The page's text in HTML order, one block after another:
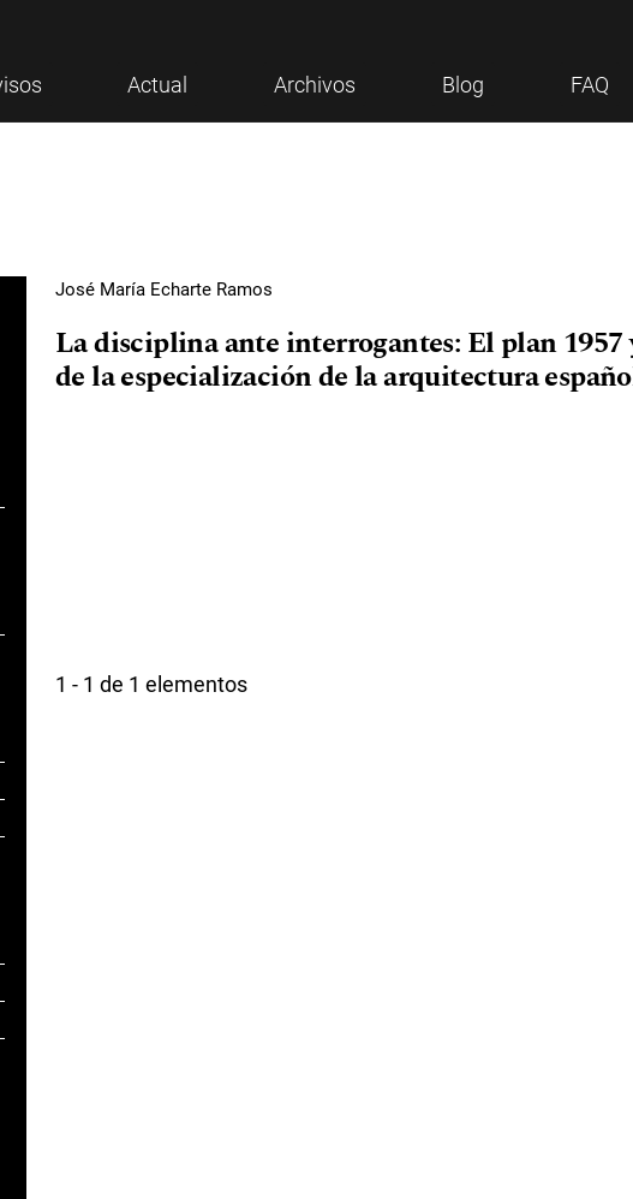
Actual Archivos Blog FAQ
José María Echarte Ramos
La disciplina ante interrogantes: El plan
de la especialización de la arquitectura
1 - 1 de 1 elementos